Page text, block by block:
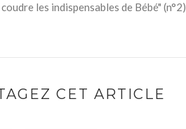
les indispensables de Bébé" (n°2)
CET ARTICLE